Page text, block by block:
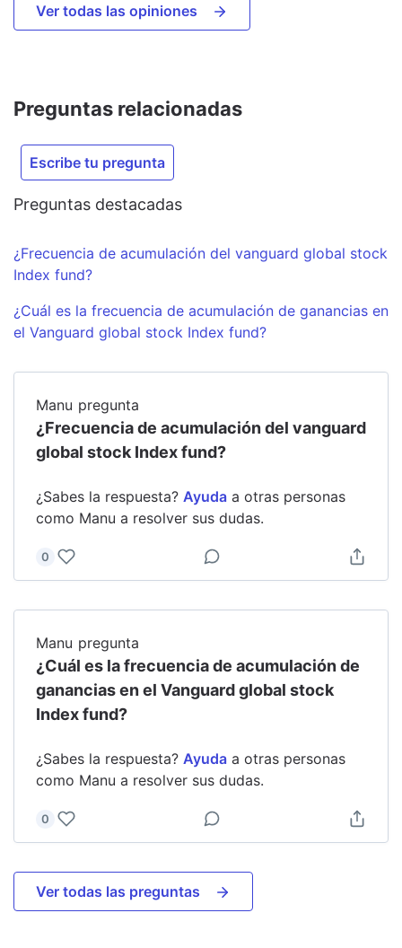
Ver todas las opiniones
Preguntas relacionadas
Escribe tu pregunta
Preguntas destacadas
¿Frecuencia de acumulación del vanguard global stock
Index fund?
¿Cuál es la frecuencia de acumulación de ganancias en
el Vanguard global stock Index fund?
Manu pregunta
¿Frecuencia de acumulación del vanguard
global stock Index fund?
¿Sabes la respuesta? Ayuda a otras personas
como Manu a resolver sus dudas.
0
Manu pregunta
¿Cuál es la frecuencia de acumulación de
ganancias en el Vanguard global stock
Index fund?
¿Sabes la respuesta? Ayuda a otras personas
como Manu a resolver sus dudas.
0
Ver todas las preguntas